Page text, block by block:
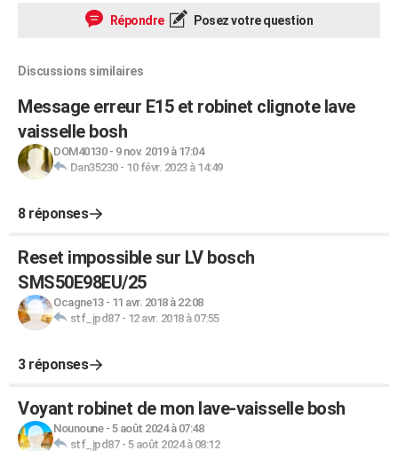
Répondre Posez votre question
Discussions similaires
Message erreur E15 et robinet clignote lave
vaisselle bosh
DOM40130- 9 nov. 2019 à 17:04
Dan35230- 10 févr. 2023 à 14:49
8 réponses
Reset impossible sur LV bosch
SMS50E98EU/25
Ocagne13- 11 avr. 2018 à 22:08
stf_jpd87- 12 avr. 2018 à 07:55
3 réponses
Voyant robinet de mon lave-vaisselle bosh
Nounoune- 5 août 2024 à 07:48
stf_jpd87- 5 août 2024 à 08:12